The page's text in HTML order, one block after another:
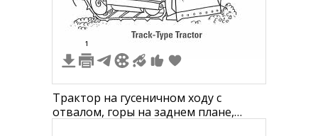
1
Трактор на гусеничном ходу с
отвалом, горы на заднем плане,